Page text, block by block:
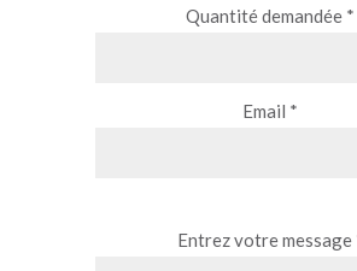
Quantité demandée *
Email *
Entrez votre message